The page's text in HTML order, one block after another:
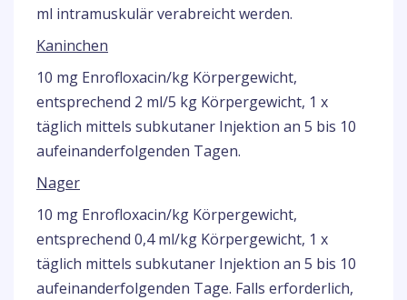
ml intramuskulär verabreicht werden.
Kaninchen
10 mg Enrofloxacin/kg Körpergewicht,
entsprechend 2 ml/5 kg Körpergewicht, 1 x
täglich mittels subkutaner Injektion an 5 bis 10
aufeinanderfolgenden Tagen.
Nager
10 mg Enrofloxacin/kg Körpergewicht,
entsprechend 0,4 ml/kg Körpergewicht, 1 x
täglich mittels subkutaner Injektion an 5 bis 10
aufeinanderfolgenden Tage. Falls erforderlich,